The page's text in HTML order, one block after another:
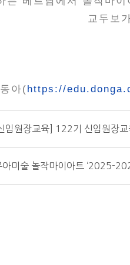
교두보
아(https://
임원장교육] 122기 신임원장교
아미술 놀작마이아트 ‘2025-